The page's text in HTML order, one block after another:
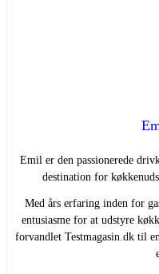
Emil er den passionerede
destination for
Med års erfaring inden for
entusiasme for at udstyre
forvandlet Testmagasin.dk til